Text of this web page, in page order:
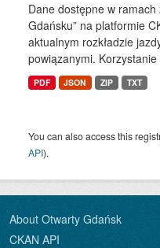
Dane dostępne w
Gdańsku” na platformie
aktualnym rozkładzie
powiązanymi. Korzystanie
PDF JSON ZIP TXT
You can also access this
API).
About Otwarty Gdańsk
CKAN API